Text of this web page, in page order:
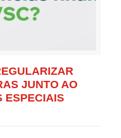
JUNTO AO
ESPECIAIS